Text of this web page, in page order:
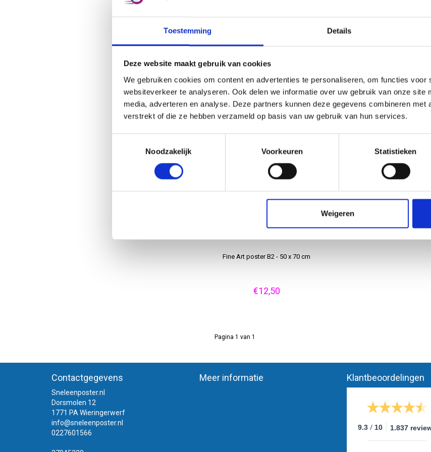
Toestemming Details
Deze website maakt gebruik van cookies
We gebruiken cookies om content en advertenties te personaliseren, om functies voor
websiteverkeer te analyseren. Ook delen we informatie over uw gebruik van onze site
media, adverteren en analyse. Deze partners kunnen deze gegevens combineren met
verstrekt of die ze hebben verzameld op basis van uw gebruik van hun services.
Noodzakelijk
Voorkeuren Statistieken
Weigeren
Fine Art poster A1 - 59,4 x 84,1 cm Fine Art poster A2 - 42
Fine Art poster B2 - 50 x 70 cm
€12,50
Pagina 1 van 1
Contactgegevens
Sneleenposter.nl
Dorsmolen 12
1771 PA Wieringerwerf
info@sneleenposter.nl
0227601566
Meer informatie Klantbeoordelingen
9.3 / 10 1.837